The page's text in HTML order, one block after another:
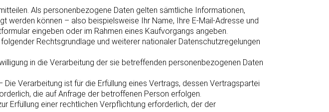
Als personenbezogene Daten gelten sämtliche Informationen,
werden können – also beispielsweise Ihr Name, Ihre E-Mail-Adresse und
eingeben oder im Rahmen eines Kaufvorgangs angeben.
Rechtsgrundlage und weiterer nationaler Datenschutzregelungen
in die Verarbeitung der sie betreffenden personenbezogenen Daten
Verarbeitung ist für die Erfüllung eines Vertrags, dessen Vertragspartei
die auf Anfrage der betroffenen Person erfolgen.
Erfüllung einer rechtlichen Verpflichtung erforderlich, der der